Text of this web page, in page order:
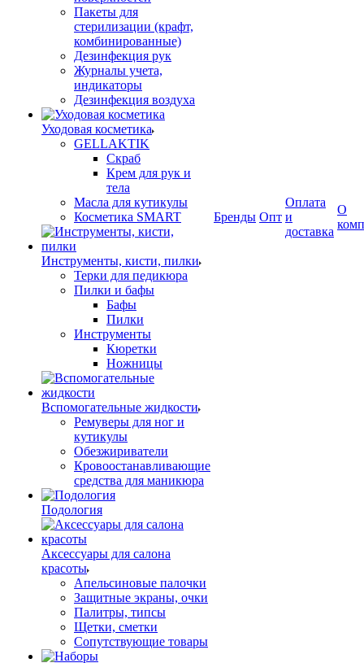
Пакеты для
стерилизации (крафт,
комбинированные)
Дезинфекция рук
Журналы учета,
индикаторы
Дезинфекция воздуха
Уходовая косметика
GELLAKTIK
Скраб
Крем для рук и
тела
Масла для кутикулы
Косметика SMART
Инструменты, кисти, пилки
Терки для педикюра
Пилки и бафы
Бафы
Пилки
Инструменты
Кюретки
Ножницы
Вспомогательные жидкости
Ремуверы для ног и
кутикулы
Обезжириватели
Кровоостанавливающие
средства для маникюра
Подология
Аксессуары для салона
красоты
Апельсиновые палочки
Защитные экраны, очки
Палитры, типсы
Щетки, сметки
Сопутствующие товары
Бренды Опт
Оплата
и
доставка
О